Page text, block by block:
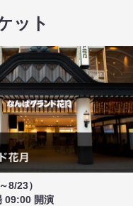
ット
8/23）
09:00 開演